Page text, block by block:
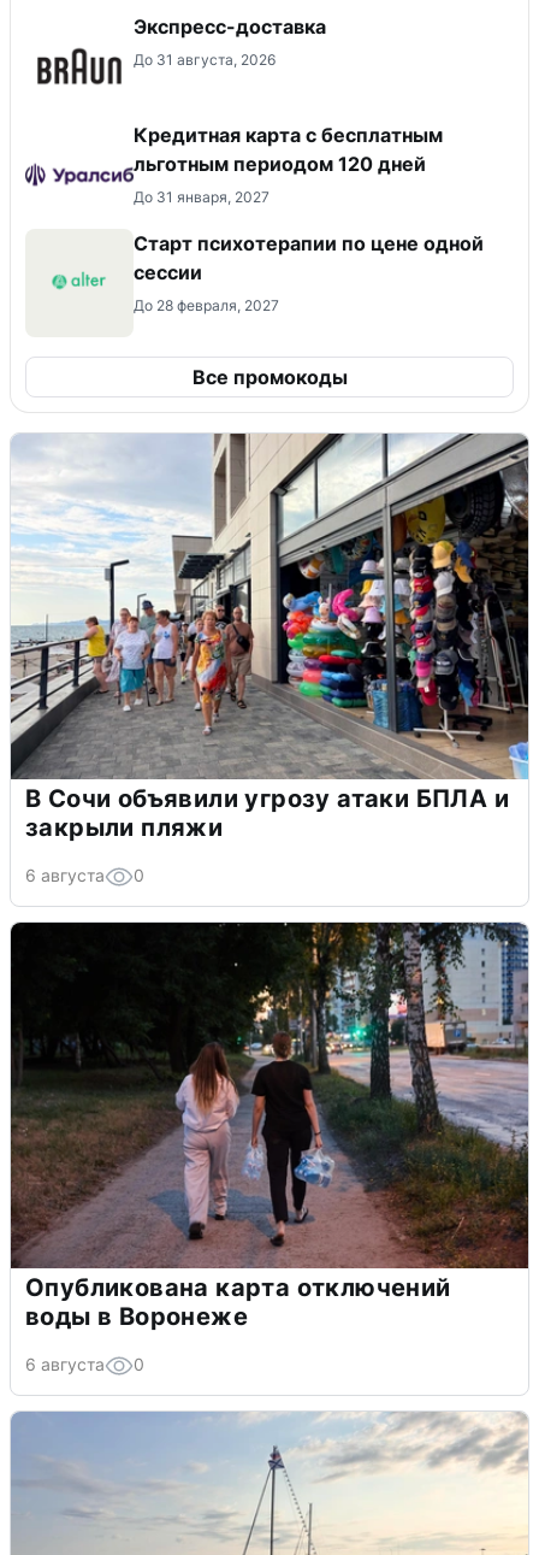
Экспресс-доставка
До 31 августа, 2026
Кредитная карта с бесплатным
льготным периодом 120 дней
До 31 января, 2027
Старт психотерапии по цене одной
сессии
До 28 февраля, 2027
Все промокоды
В Сочи объявили угрозу атаки БПЛА и
закрыли пляжи
6 августа 0
Опубликована карта отключений
воды в Воронеже
6 августа 0